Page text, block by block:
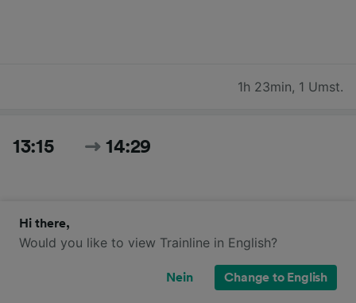
1h 23min, 1 Umst.
13:15 14:29
Hi there,
Would you like to view Trainline in English?
Nein Change to English